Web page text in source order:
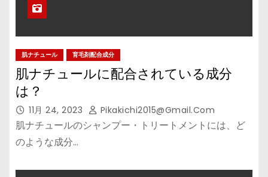
肌ナチュール 育毛剤配合成分
肌ナチュールに配合されている成分
は？
11月 24, 2023 Pikakichi2015@gmail.com
肌ナチュールのシャンプー・トリートメントには、ど
のような成分…